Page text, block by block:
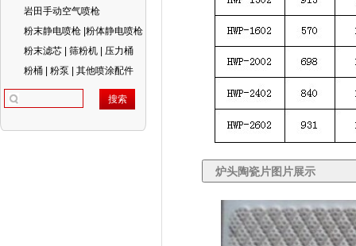
岩田手动空气喷枪
粉末静电喷枪 |粉体静电喷枪
粉末滤芯 | 筛粉机 | 压力桶
粉桶 | 粉泵 | 其他喷涂配件
炉头陶瓷片图片展示